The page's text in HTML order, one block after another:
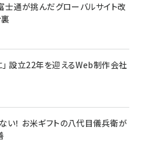
通が挑んだグローバルサイト改
設立22年を迎えるWeb制作会社
！ お米ギフトの八代目儀兵衛が